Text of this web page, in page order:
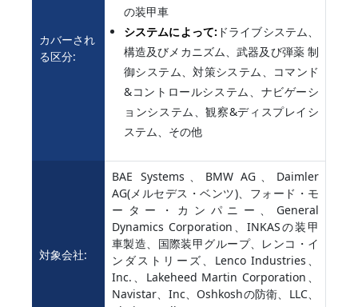
カバーされ
る区分:
の装甲車
システムによって: ドライブシステム、
構造及びメカニズム、武器及び弾薬 制
御システム、対策システム、コマンド
&コントロールシステム、ナビゲーシ
ョンシステム、観察&ディスプレイシ
ステム、その他
対象会社:
BAE Systems、BMW AG、Daimler
AG(メルセデス・ベンツ)、フォード・モ
ーター・カンパニー、General
Dynamics Corporation、INKASの装甲
車製造、国際装甲グループ、レンコ・イ
ンダストリーズ、Lenco Industries、
Inc.、Lakeheed Martin Corporation、
Navistar、Inc、Oshkoshの防衛、LLC、